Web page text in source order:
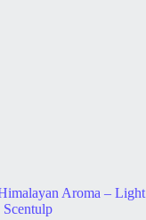
Aroma – Light
Scentulp